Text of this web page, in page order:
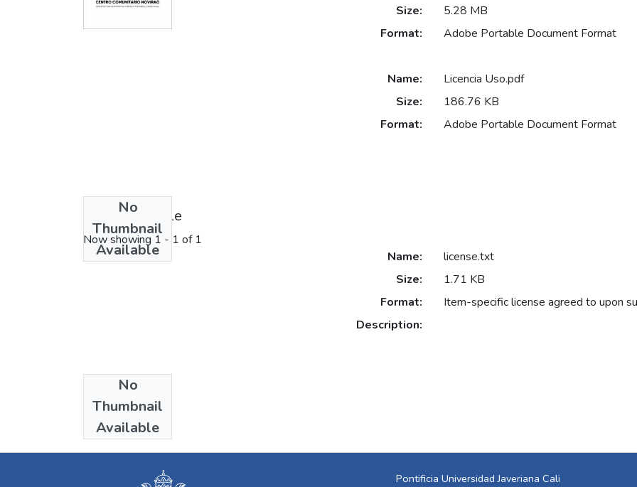
Size:
5.28 MB
Format:
Adobe Portable Document Format
No
Thumbnail
Available
Name:
Licencia Uso.pdf
Size:
186.76 KB
Format:
Adobe Portable Document Format
License bundle
Now showing 1 - 1 of 1
No
Thumbnail
Available
Name:
license.txt
Size:
1.71 KB
Format:
Item-specific license agreed to upon
Description:
Collections
Arquitectura
Pontificia Universidad Javeriana Cali